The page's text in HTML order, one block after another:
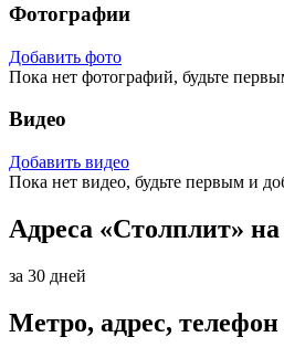
Фотографии
Добавить фото
Пока нет фотографий, будьте
Видео
Добавить видео
Пока нет видео, будьте первым и
Адреса «Столплит»
за 30 дней
Метро, адрес,